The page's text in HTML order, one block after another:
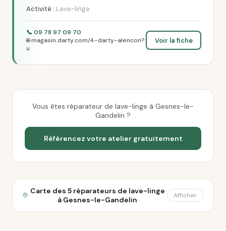
Activité : Lave-linge
📞 09 78 97 09 70
🌐 magasin.darty.com/4-darty-alencon?
u
Voir la fiche
Vous êtes réparateur de lave-linge à Gesnes-le-
Gandelin ?
Référencez votre atelier gratuitement
Carte des 5 réparateurs de lave-linge
à Gesnes-le-Gandelin
Afficher